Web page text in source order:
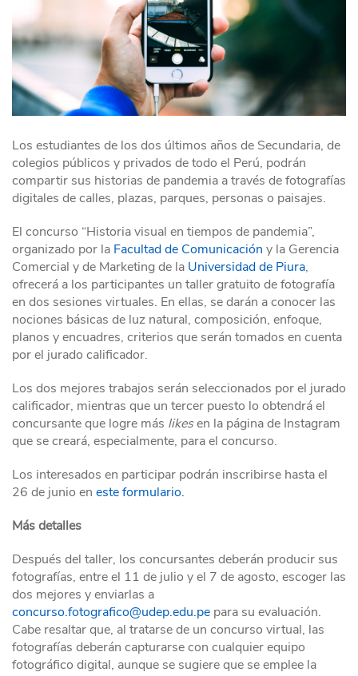
Los estudiantes de los dos últimos años de Secundaria, de
colegios públicos y privados de todo el Perú, podrán
compartir sus historias de pandemia a través de fotografías
digitales de calles, plazas, parques, personas o paisajes.
El concurso “Historia visual en tiempos de pandemia”,
organizado por la Facultad de Comunicación y la Gerencia
Comercial y de Marketing de la Universidad de Piura,
ofrecerá a los participantes un taller gratuito de fotografía
en dos sesiones virtuales. En ellas, se darán a conocer las
nociones básicas de luz natural, composición, enfoque,
planos y encuadres, criterios que serán tomados en cuenta
por el jurado calificador.
Los dos mejores trabajos serán seleccionados por el jurado
calificador, mientras que un tercer puesto lo obtendrá el
concursante que logre más likesen la página de Instagram
que se creará, especialmente, para el concurso.
Los interesados en participar podrán inscribirse hasta el
26 de junio en este formulario.
Más detalles
Después del taller, los concursantes deberán producir sus
fotografías, entre el 11 de julio y el 7 de agosto, escoger las
dos mejores y enviarlas a
concurso.fotografico@udep.edu.pe para su evaluación.
Cabe resaltar que, al tratarse de un concurso virtual, las
fotografías deberán capturarse con cualquier equipo
fotográfico digital, aunque se sugiere que se emplee la